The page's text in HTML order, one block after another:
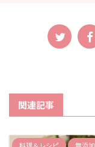
関連記事